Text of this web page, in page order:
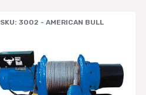
SKU: 3002 - AMERICAN BULL